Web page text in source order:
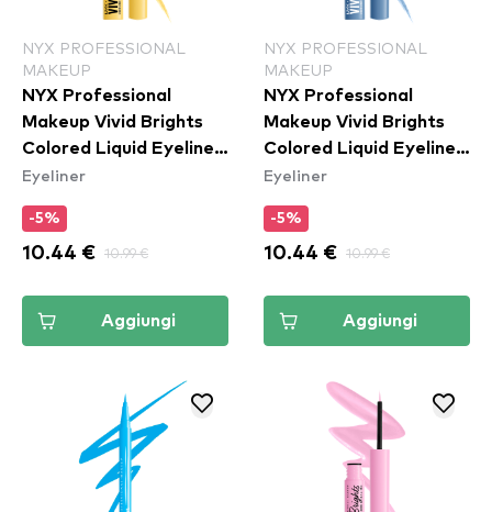
NYX PROFESSIONAL
MAKEUP
NYX Professional
Makeup Vivid Brights
Colored Liquid Eyeliner
- Had Me At Yellow
Eyeliner
-5%
10.44 € 10.99 €
Aggiungi
NYX PROFESSIONAL
MAKEUP
NYX Professional
Makeup Vivid Brights
Colored Liquid Eyeliner
- Cobalt Crush
Eyeliner
-5%
10.44 € 10.99 €
Aggiungi